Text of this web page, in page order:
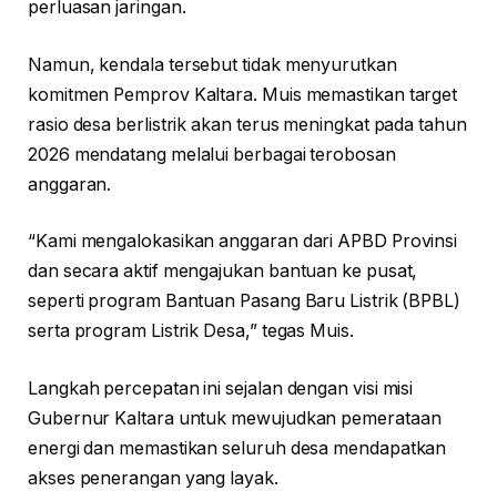
perluasan jaringan.
Namun, kendala tersebut tidak menyurutkan
komitmen Pemprov Kaltara. Muis memastikan target
rasio desa berlistrik akan terus meningkat pada tahun
2026 mendatang melalui berbagai terobosan
anggaran.
“Kami mengalokasikan anggaran dari APBD Provinsi
dan secara aktif mengajukan bantuan ke pusat,
seperti program Bantuan Pasang Baru Listrik (BPBL)
serta program Listrik Desa,” tegas Muis.
Langkah percepatan ini sejalan dengan visi misi
Gubernur Kaltara untuk mewujudkan pemerataan
energi dan memastikan seluruh desa mendapatkan
akses penerangan yang layak.